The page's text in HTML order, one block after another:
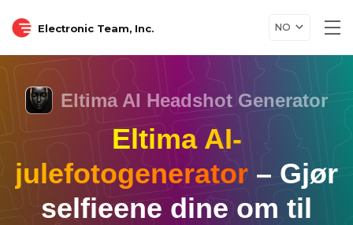
Electronic Team, Inc. NO
Eltima AI Headshot Generator
Eltima AI-
julefotogenerator – Gjør
selfieene dine om til